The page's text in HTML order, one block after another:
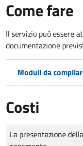
Come fare
Il servizio può essere
documentazione
Moduli da
Costi
Tipo di pagamento
Importo
La presentazione